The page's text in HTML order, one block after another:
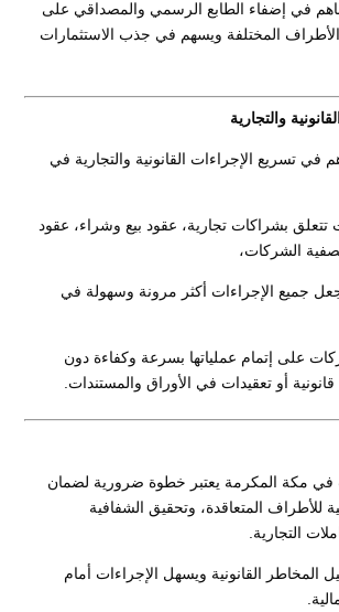
في إضفاء الطابع الرسمي والمصداقي على
الأطراف المختلفة ويسهم في جذب الاستثمارات
تسريع الإجراءات القانونية والتجارية في
تتعلق بشراكات تجارية، عقود بيع وشراء، عقود
الشركات،
جميع الإجراءات أكثر مرونة وسهولة في
على إتمام عملياتها بسرعة وكفاءة دون
أو تعقيدات في الأوراق والمستندات.
في مكة المكرمة يعتبر خطوة ضرورية لضمان
للأطراف المتعاقدة، وتحقيق الشفافية
التجارية.
المخاطر القانونية ويسهل الإجراءات أمام